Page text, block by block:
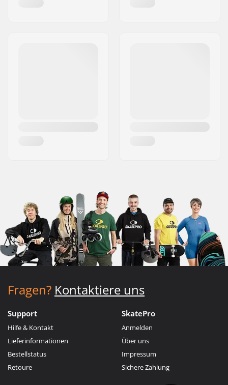
Fragen? Kontaktiere uns
Support
Hilfe & Kontakt
Lieferinformationen
Bestellstatus
Retoure
SkatePro
Anmelden
Über uns
Impressum
Sichere Zahlung